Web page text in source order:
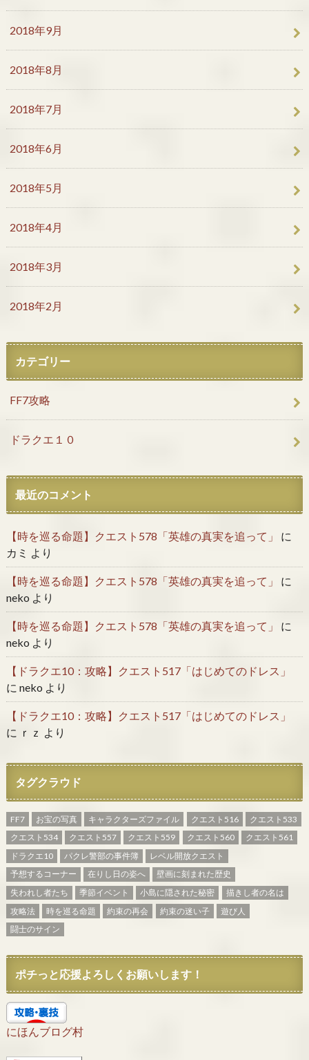
2018年9月
2018年8月
2018年7月
2018年6月
2018年5月
2018年4月
2018年3月
2018年2月
カテゴリー
FF7攻略
ドラクエ１０
最近のコメント
【時を巡る命題】クエスト578「英雄の真実を追って」
に
カミ
より
【時を巡る命題】クエスト578「英雄の真実を追って」
に
neko より
【時を巡る命題】クエスト578「英雄の真実を追って」
に
neko より
【ドラクエ10：攻略】クエスト517「はじめてのドレス」
に neko より
【ドラクエ10：攻略】クエスト517「はじめてのドレス」
に ｒｚ より
タグクラウド
FF7 お宝の写真 キャラクターズファイル クエスト516
クエスト533
クエスト534
クエスト557 クエスト559 クエスト560
クエスト561
ドラクエ10
パクレ警部の事件簿
レベル開放クエスト
予想するコーナー
在りし日の姿へ
壁画に刻まれた歴史
失われし者たち
季節イベント 小島に隠された秘密
描きし者の名は
攻略法
時を巡る命題 約束の再会 約束の迷い子
遊び人
闘士のサイン
ポチっと応援よろしくお願いします！
にほんブログ村